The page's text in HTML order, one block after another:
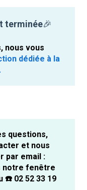
terminée🎉
nous vous
dédiée à la
questions,
et nous
par email :
notre fenêtre
☎️ 02 52 33 19